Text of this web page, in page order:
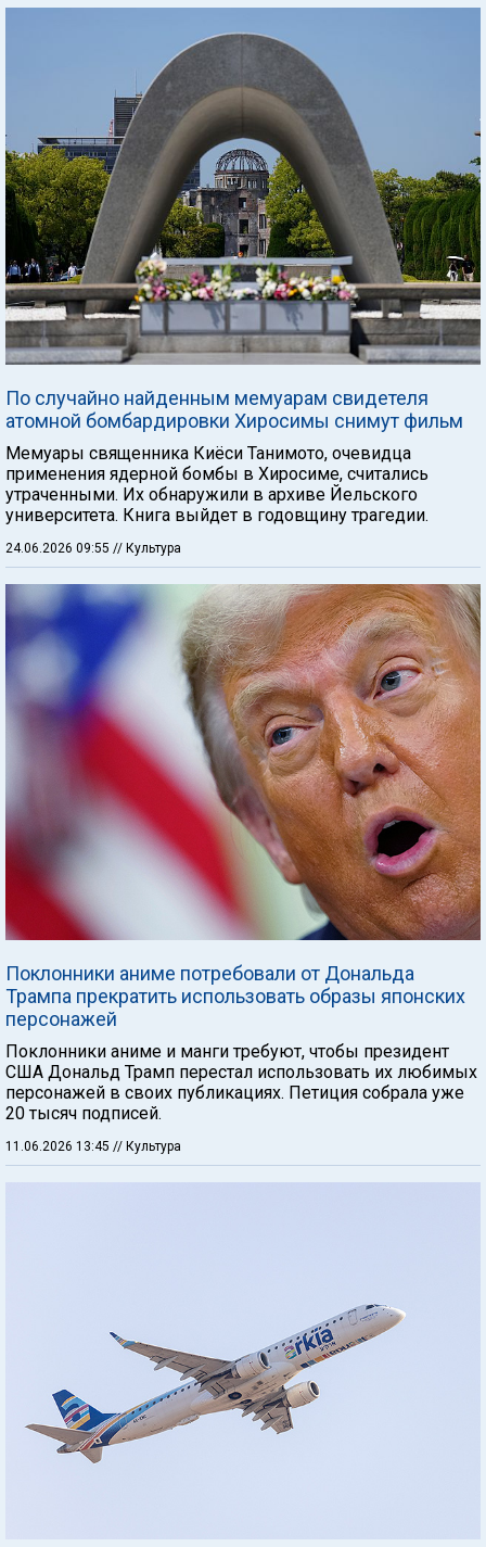
По случайно найденным мемуарам свидетеля
атомной бомбардировки Хиросимы снимут фильм
Мемуары священника Киёси Танимото, очевидца
применения ядерной бомбы в Хиросиме, считались
утраченными. Их обнаружили в архиве Йельского
университета. Книга выйдет в годовщину трагедии.
24.06.2026 09:55 // Культура
Поклонники аниме потребовали от Дональда
Трампа прекратить использовать образы японских
персонажей
Поклонники аниме и манги требуют, чтобы президент
США Дональд Трамп перестал использовать их любимых
персонажей в своих публикациях. Петиция собрала уже
20 тысяч подписей.
11.06.2026 13:45 // Культура